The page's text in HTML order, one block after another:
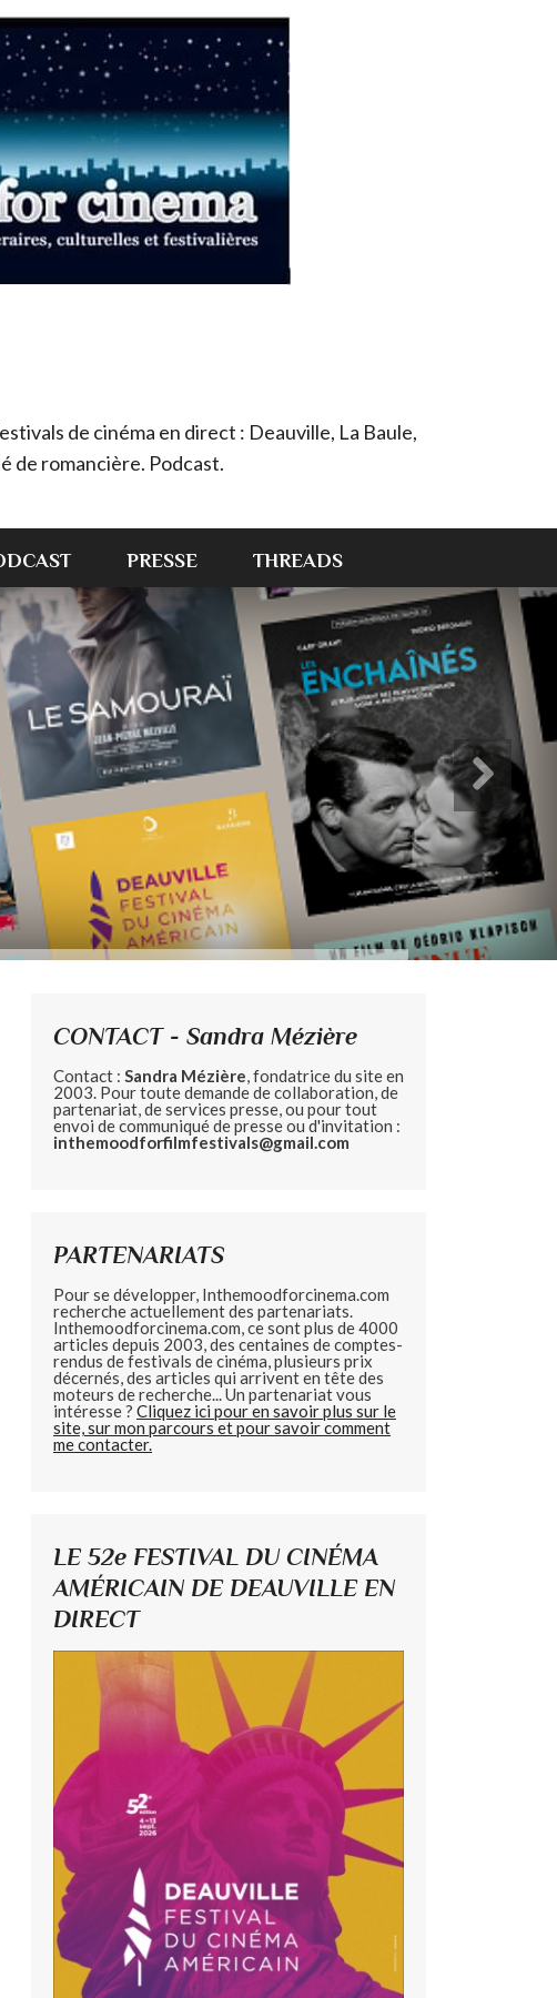
de cinéma en direct : Deauville, La Baule,
de romancière. Podcast.
PRESSE THREADS
CONTACT - Sandra Mézière
Contact : Sandra Mézière, fondatrice du site en
2003. Pour toute demande de collaboration, de
partenariat, de services presse, ou pour tout
envoi de communiqué de presse ou d'invitation :
inthemoodforfilmfestivals@gmail.com
PARTENARIATS
Pour se développer, Inthemoodforcinema.com
recherche actuellement des partenariats.
Inthemoodforcinema.com, ce sont plus de 4000
articles depuis 2003, des centaines de comptes-
rendus de festivals de cinéma, plusieurs prix
décernés, des articles qui arrivent en tête des
moteurs de recherche... Un partenariat vous
intéresse ? Cliquez ici pour en savoir plus sur le
site, sur mon parcours et pour savoir comment
me contacter.
LE 52e FESTIVAL DU CINÉMA
AMÉRICAIN DE DEAUVILLE EN
DIRECT